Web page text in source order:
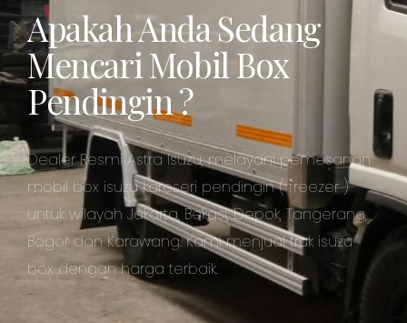
Apakah Anda Sedang
Mencari Mobil Box
Pendingin ?
Dealer Resmi Astra Isuzu, melayani pemesanan
mobil box isuzu karoseri pendingin ( freezer )
untuk wilayah Jakarta, Bekasi, Depok, Tangerang,
Bogor dan Karawang. Kami menjual truk isuzu
box dengan harga terbaik.